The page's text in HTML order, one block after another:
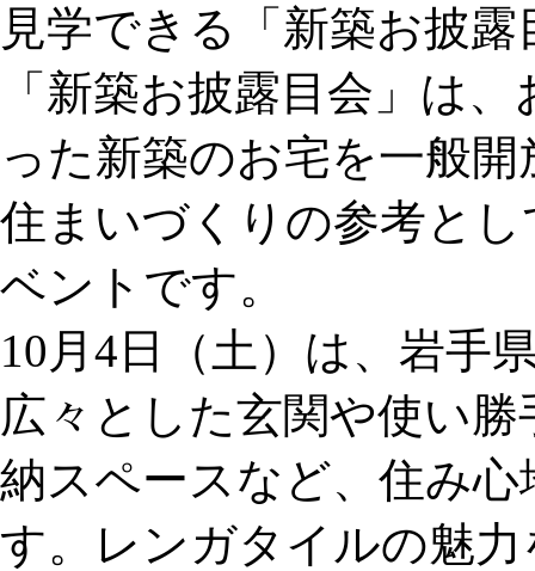
見学できる「新築お披
「新築お披露目会」は
った新築のお宅を一般
住まいづくりの参考と
ベントです。
10月4日（土）は、岩手
広々とした玄関や使い
納スペースなど、住み
す。レンガタイルの魅